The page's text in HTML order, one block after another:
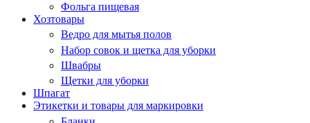
Фольга пищевая
Хозтовары
Ведро для мытья полов
Набор совок и щетка для уборки
Швабры
Щетки для уборки
Шпагат
Этикетки и товары для маркировки